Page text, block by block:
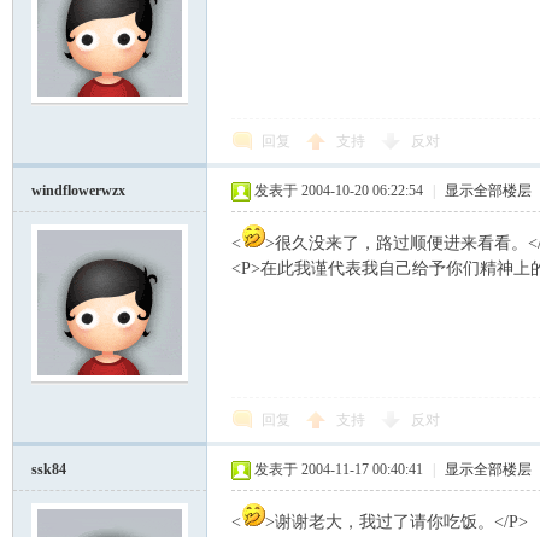
回复 支持 反对
windflowerwzx 发表于 2004-10-20 06:22:54 显示全部楼层
<
>很久没来了，路过顺便进来看看。
<P>在此我谨代表我自己给予你们精神上
回复 支持 反对
ssk84 发表于 2004-11-17 00:40:41 显示全部楼层
< >谢谢老大，我过了请你吃饭。</P>